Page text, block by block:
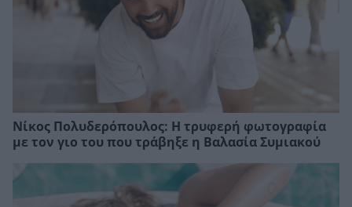
Νίκος Πολυδερόπουλος: Η τρυφερή φωτογραφία
με τον γιο του που τράβηξε η Βαλασία Συμιακού